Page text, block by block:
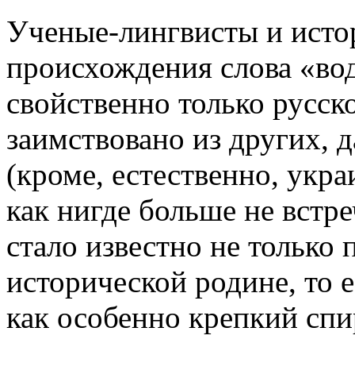
Ученые-лингвисты и
происхождения слова
свойственно только
заимствовано из других,
(кроме, естественно,
как нигде больше не
стало известно не только
исторической родине, то
как особенно крепкий